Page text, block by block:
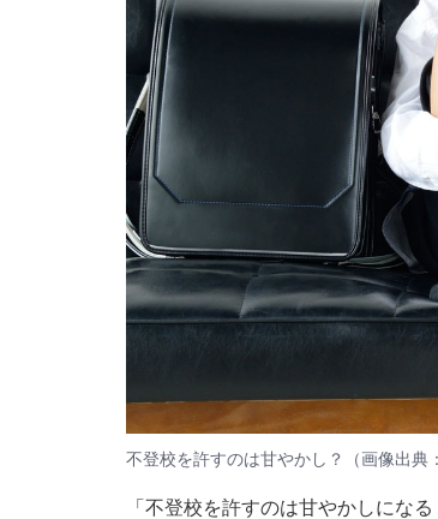
不登校を許すのは甘やかし？（画像出典
「不登校を許すのは甘やかしにな